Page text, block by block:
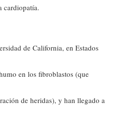
cardiopatía.
de California, en Estados
en los fibroblastos (que
de heridas), y han llegado a